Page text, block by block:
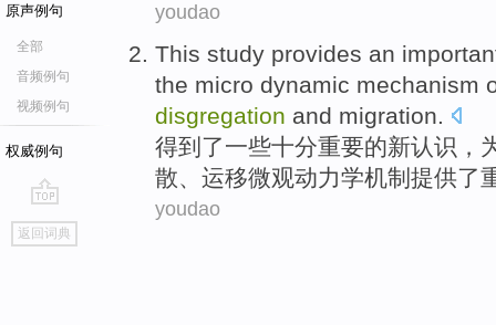
原声例句
全部
音频例句
视频例句
权威例句
go
top
返回词典
youdao
This study provides an
the micro dynamic mechanism
disgregation and migration.
得到了一些十分重要的新认识，
散、运移微观动力学机制 提供了
youdao